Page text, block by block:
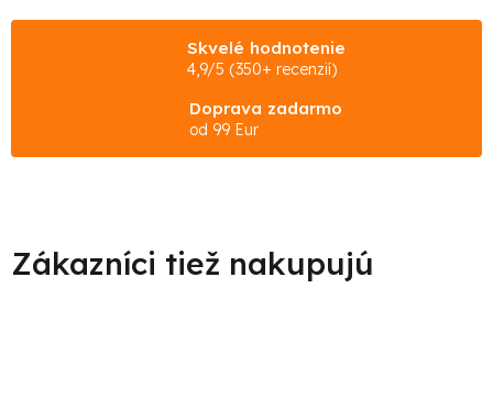
Skvelé hodnotenie
4,9/5 (350+ recenzií)
Doprava zadarmo
od 99 Eur